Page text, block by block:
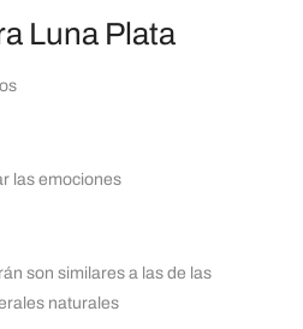
Luna Plata
las emociones
son similares a las de las
naturales